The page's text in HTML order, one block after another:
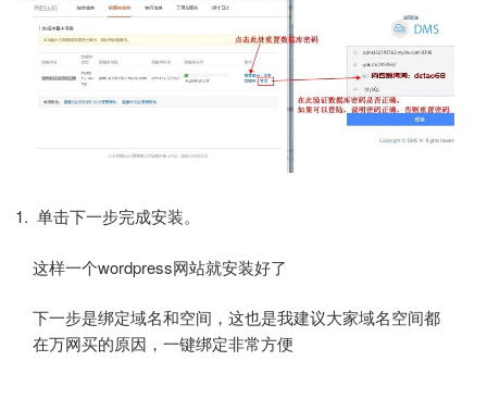
单击下一步完成安装。
这样一个wordpress网站就安装好了
下一步是绑定域名和空间，这也是我建议大家域名空间都
在万网买的原因，一键绑定非常方便